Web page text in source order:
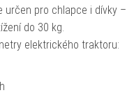
určen pro chlapce i dívky
do 30 kg.
elektrického traktoru: